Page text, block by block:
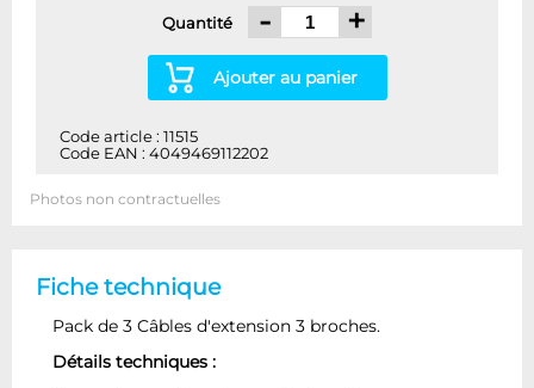
Quantité - +
Ajouter au panier
Code article : 11515
Code EAN : 4049469112202
Photos non contractuelles
Fiche technique
Pack de 3 Câbles d'extension 3 broches.
Détails techniques :